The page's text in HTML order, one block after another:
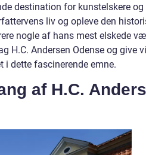
destination for kunstelskere og
liv og opleve den
nogle af hans mest elskede
H.C. Andersen Odense og give
i dette fascinerende emne.
af H.C.